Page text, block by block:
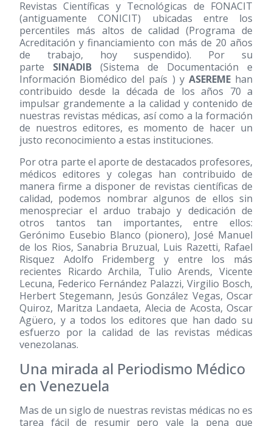
Revistas Científicas y Tecnológicas de FONACIT
(antiguamente CONICIT) ubicadas entre los
percentiles más altos de calidad (Programa de
Acreditación y financiamiento con más de 20 años
de trabajo, hoy suspendido). Por su
parte SINADIB (Sistema de Documentación e
Información Biomédico del país ) y ASEREMEhan
contribuido desde la década de los años 70 a
impulsar grandemente a la calidad y contenido de
nuestras revistas médicas, así como a la formación
de nuestros editores, es momento de hacer un
justo reconocimiento a estas instituciones.
Por otra parte el aporte de destacados profesores,
médicos editores y colegas han contribuido de
manera firme a disponer de revistas científicas de
calidad, podemos nombrar algunos de ellos sin
menospreciar el arduo trabajo y dedicación de
otros tantos tan importantes, entre ellos:
Gerónimo Eusebio Blanco (pionero), José Manuel
de los Rios, Sanabria Bruzual, Luis Razetti, Rafael
Risquez Adolfo Fridemberg y entre los más
recientes Ricardo Archila, Tulio Arends, Vicente
Lecuna, Federico Fernández Palazzi, Virgilio Bosch,
Herbert Stegemann, Jesús González Vegas, Oscar
Quiroz, Maritza Landaeta, Alecia de Acosta, Oscar
Agüero, y a todos los editores que han dado su
esfuerzo por la calidad de las revistas médicas
venezolanas.
Una mirada al Periodismo Médico
en Venezuela
Mas de un siglo de nuestras revistas médicas no es
tarea fácil de resumir pero vale la pena que